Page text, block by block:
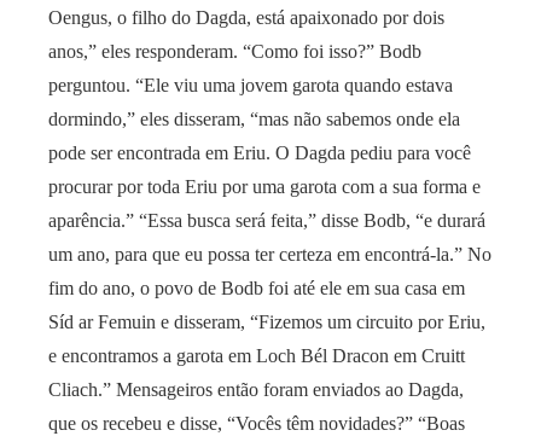
Oengus, o filho do Dagda, está apaixonado por dois
anos,” eles responderam. “Como foi isso?” Bodb
perguntou. “Ele viu uma jovem garota quando estava
dormindo,” eles disseram, “mas não sabemos onde ela
pode ser encontrada em Eriu. O Dagda pediu para você
procurar por toda Eriu por uma garota com a sua forma e
aparência.” “Essa busca será feita,” disse Bodb, “e durará
um ano, para que eu possa ter certeza em encontrá-la.” No
fim do ano, o povo de Bodb foi até ele em sua casa em
Síd ar Femuin e disseram, “Fizemos um circuito por Eriu,
e encontramos a garota em Loch Bél Dracon em Cruitt
Cliach.” Mensageiros então foram enviados ao Dagda,
que os recebeu e disse, “Vocês têm novidades?” “Boas